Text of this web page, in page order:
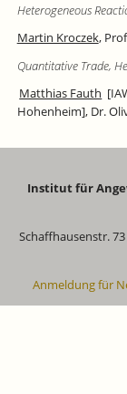
Heterogeneous
Martin Kroczek,
Quantitative Trade,
Matthias Fauth
Hohenheim], Dr.
Institut für
Schaffhausenstr.
Anmeldung für